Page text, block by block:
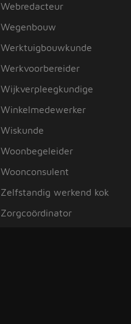
Webredacteur
Wegenbouw
Werktuigbouwkunde
Werkvoorbereider
Wijkverpleegkundige
Winkelmedewerker
Wiskunde
Woonbegeleider
Woonconsulent
Zelfstandig werkend kok
Zorgcoördinator